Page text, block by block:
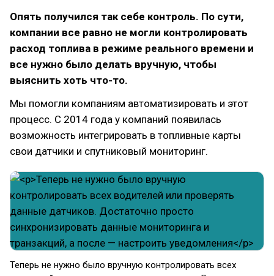
Опять получился так себе контроль. По сути,
компании все равно не могли контролировать
расход топлива в режиме реального времени и
все нужно было делать вручную, чтобы
выяснить хоть что-то.
Мы помогли компаниям автоматизировать и этот
процесс. С 2014 года у компаний появилась
возможность интегрировать в топливные карты
свои датчики и спутниковый мониторинг.
Теперь не нужно было вручную контролировать всех